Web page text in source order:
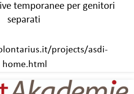
temporanee per genitori
separati
projects/asdi-
home.html